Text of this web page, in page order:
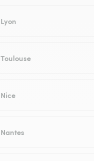
Lyon
Toulouse
Nice
Nantes